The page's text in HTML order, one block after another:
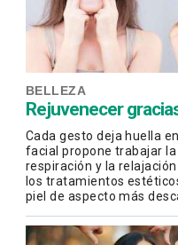
BELLEZA
Rejuvenecer
Cada gesto deja huella
facial propone trabajar
respiración y la
los tratamientos
piel de aspecto más